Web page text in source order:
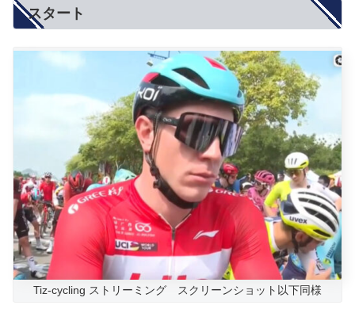
スタート
Tiz-cycling ストリーミング スクリーンショット以下同様